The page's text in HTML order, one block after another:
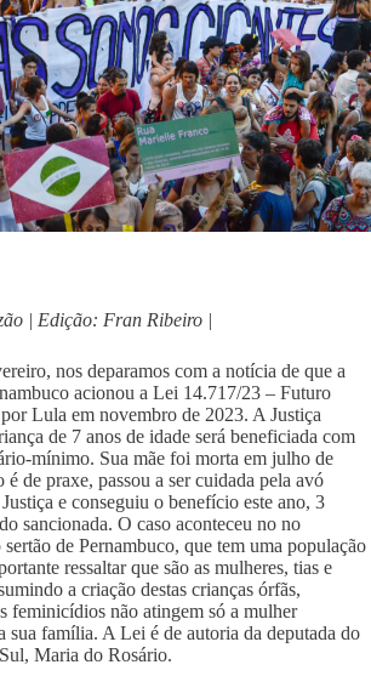
| Edição: Fran Ribeiro |
nos deparamos com a notícia de que a
acionou a Lei 14.717/23 – Futuro
Lula em novembro de 2023. A Justiça
de 7 anos de idade será beneficiada com
mínimo. Sua mãe foi morta em julho de
é de praxe, passou a ser cuidada pela avó
e conseguiu o benefício este ano, 3
sancionada. O caso aconteceu no no
de Pernambuco, que tem uma população
ressaltar que são as mulheres, tias e
a criação destas crianças órfãs,
feminicídios não atingem só a mulher
sua família. A Lei é de autoria da deputada do
Maria do Rosário.